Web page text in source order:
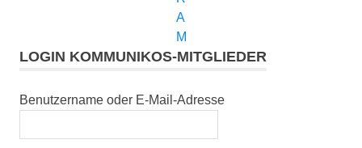
LOGIN KOMMUNIKOS-MITGLIEDER
Benutzername oder E-Mail-Adresse